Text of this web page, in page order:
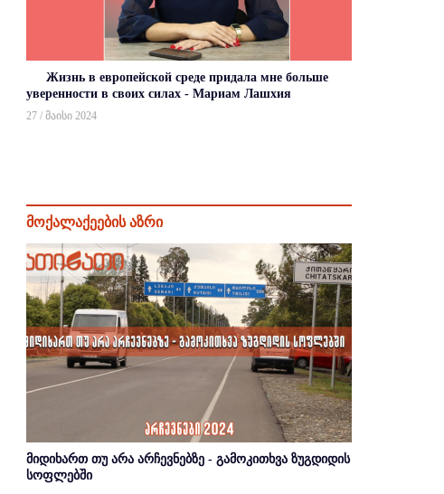
Жизнь в европейской среде придала мне больше
уверенности в своих силах - Мариам Лашхия
27 / მაისი 2024
მოქალაქეების აზრი
მიდიხართ თუ არა არჩევნებზე - გამოკითხვა ზუგდიდის
სოფლებში